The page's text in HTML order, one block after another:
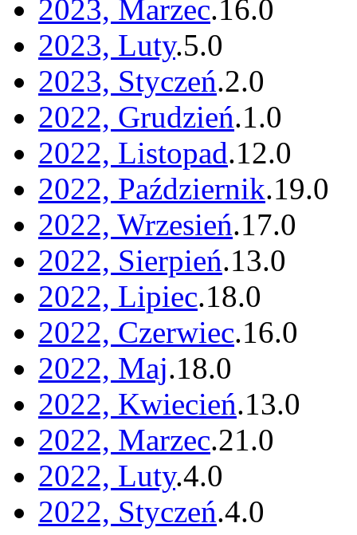
2023, Marzec.16.0
2023, Luty.5.0
2023, Styczeń.2.0
2022, Grudzień.1.0
2022, Listopad.12.0
2022, Październik.19.0
2022, Wrzesień.17.0
2022, Sierpień.13.0
2022, Lipiec.18.0
2022, Czerwiec.16.0
2022, Maj.18.0
2022, Kwiecień.13.0
2022, Marzec.21.0
2022, Luty.4.0
2022, Styczeń.4.0